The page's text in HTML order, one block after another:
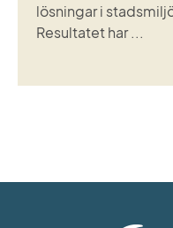
lösningar i
Resultatet har ...